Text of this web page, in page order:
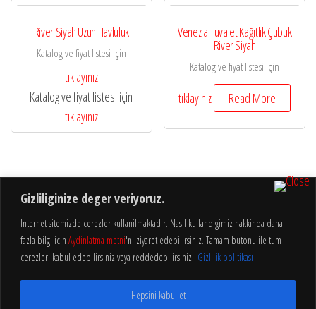
Gizliliginize deger veriyoruz.
Internet sitemizde cerezler kullanilmaktadir. Nasil kullandigimiz hakkinda daha
fazla bilgi icin Aydinlatma metni'ni ziyaret edebilirsiniz. Tamam butonu ile tum
cerezleri kabul edebilirsiniz veya reddedebilirsiniz. Gizlilik politikası
Hepsini kabul et
River Siyah Uzun Havluluk
Katalog ve fiyat listesi için
tıklayınız
Katalog ve fiyat listesi için
tıklayınız
Venezia Tuvalet Kağıtlık Çubuk
River Siyah
Katalog ve fiyat listesi için
tıklayınız Read More
Hakkımızda
Aydınlatma
Gizlilik